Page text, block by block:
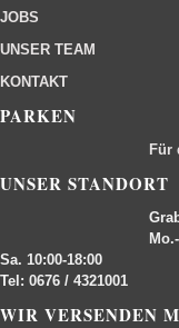
JOBS
UNSER TEAM
KONTAKT
PARKEN
Für
UNSER STANDORT
Sa. 10:00-18:00
Tel: 0676 / 4321001
WIR VERSENDEN